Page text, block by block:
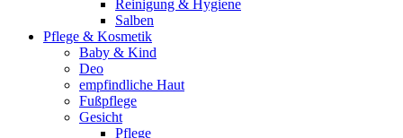
Reinigung & Hygiene
Salben
Pflege & Kosmetik
Baby & Kind
Deo
empfindliche Haut
Fußpflege
Gesicht
Pflege